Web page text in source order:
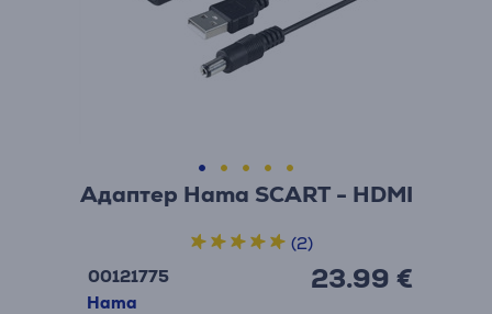
Адаптер Hama SCART - HDMI
00121775
Hama
23.99 €
(2)